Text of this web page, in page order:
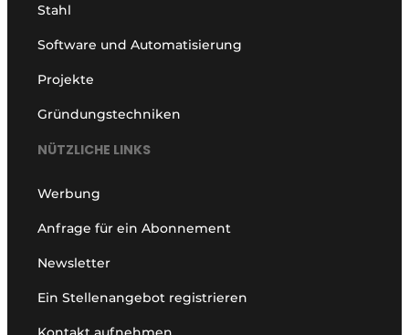
Stahl
Software und Automatisierung
Projekte
Gründungstechniken
NÜTZLICHE LINKS
Werbung
Anfrage für ein Abonnement
Newsletter
Ein Stellenangebot registrieren